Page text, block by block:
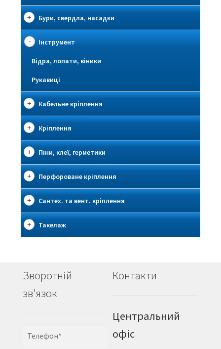
Бури, свердла, насадки
Інструмент
Відра, лопати, віники
Рукавиці
Кабельне кріплення
Кріплення
Піни, клеї, герметики
Перфороване кріплення
Сантех. та вент. кріплення
Такелаж
Зворотній
зв'язок
Контакти
Центральний
офіс